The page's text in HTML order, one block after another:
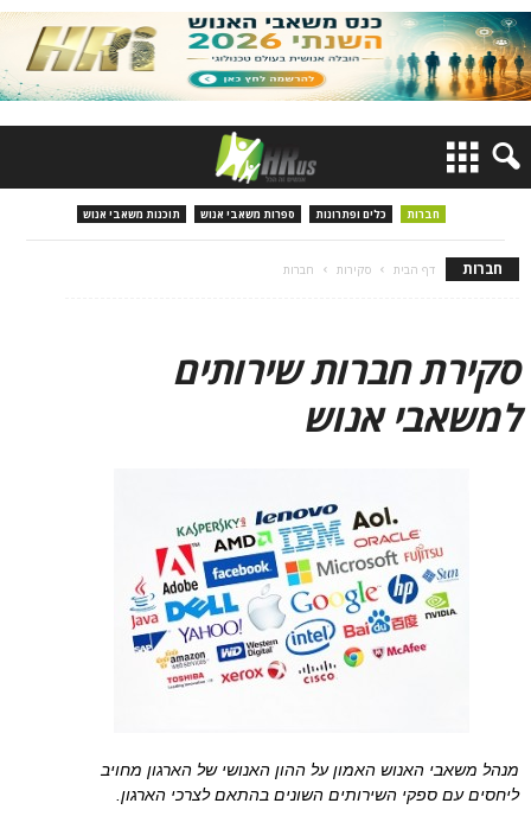
חברות כלים ופתרונות ספרות משאבי אנוש תוכנות משאבי אנוש
חברות דף הבית סקירות חברות
סקירת חברות שירותים
למשאבי אנוש
מנהל משאבי האנוש האמון על ההון האנושי של הארגון מחויב
ליחסים עם ספקי השירותים השונים בהתאם לצרכי הארגון.